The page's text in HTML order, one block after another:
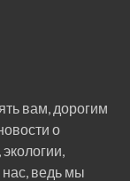
вам, дорогим
о
ведь мы